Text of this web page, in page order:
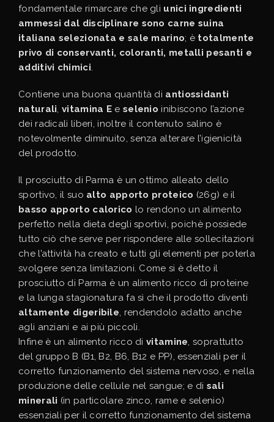
fondamentale rimarcare che gli unici ingredienti
ammessi dal disciplinare sono carne suina
italiana selezionata e sale marino; è totalmente
privo di conservanti, coloranti, metalli pesanti e
additivi chimici
Contiene una buona quantità di antiossidanti
naturali ,vitamina E e selenio inibiscono l’azione
dei radicali liberi, inoltre il contenuto salino è
notevolmente diminuito, senza alterare l’igienicità
del prodotto.
Il prosciutto di Parma è un ottimo alleato dello
sportivo, il suo alto apporto proteico (26g) e il
basso apporto calorico lo rendono un alimento
perfetto nella dieta degli sportivi, poichè possiede
tutto ciò che serve per rispondere alle sollecitazioni
che l’attività ha creato e tutti gli elementi per poterla
svolgere senza limitazioni. Come si è detto il
prosciutto di Parma è un alimento ricco di proteine
e la lunga stagionatura fa sì che il prodotto diventi
altamente digeribile , rendendolo adatto anche
agli anziani e ai più piccoli.
Infine è un alimento ricco di vitamine , soprattutto
del gruppo B (B1, B2, B6, B12 e PP), essenziali per il
corretto funzionamento del sistema nervoso, e nella
produzione delle cellule nel sangue; e di sali
minerali (in particolare zinco, rame e selenio)
essenziali per il corretto funzionamento del sistema